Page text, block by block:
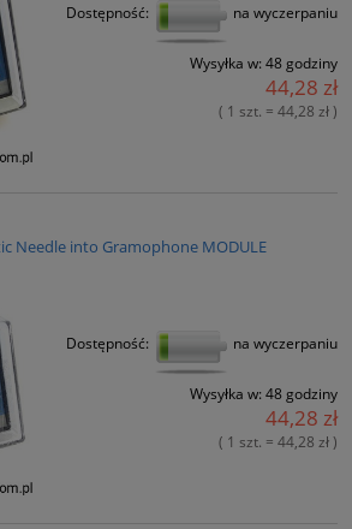
Dostępność: na wyczerpaniu
Wysyłka w: 48 godziny
44,28 zł
( 1 szt. = 44,28 zł )
Needle into Gramophone MODULE
Dostępność: na wyczerpaniu
Wysyłka w: 48 godziny
44,28 zł
( 1 szt. = 44,28 zł )